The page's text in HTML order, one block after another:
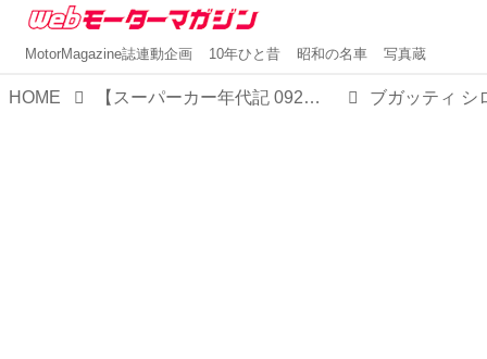
MotorMagazine誌連動企画 10年ひと昔 昭和の名車 写真蔵
HOME 【スーパーカー年代記 092】ブガッティ シロンはヴェイロンの後継として500台限定生産される3億円カー ブガッティ シ